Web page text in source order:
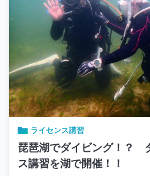
ライセンス講習
琵琶湖でダイビング！？
ス講習を湖で開催！！